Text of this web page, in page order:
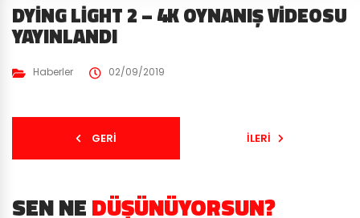
DYING LIGHT 2 – 4K OYNANIŞ VIDEOSU
YAYINLANDI
Haberler 02/09/2019
GERI İLERI
SEN NEDÜŞÜNÜYORSUN?